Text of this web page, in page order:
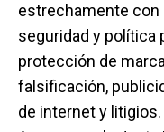
estrechamente con
seguridad y política
protección de
falsificación,
de internet y